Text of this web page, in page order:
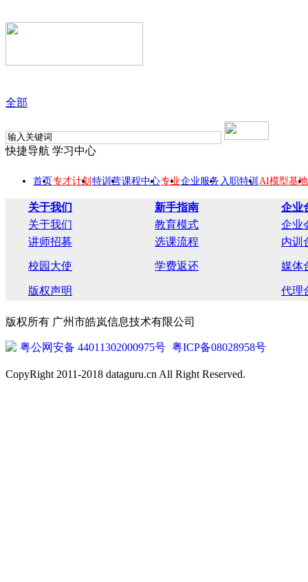
全部
快捷导航 学习中心
首页专才计划 特训营课程中心专业企业服务 入职特训 AI模型基地
关于我们 新手指南
企业
关于我们
教育模式
企业
讲师招募
选课流程 内训
校园大使 学费返还 媒体
版权声明 代理
版权所有 广州市皓岚信息技术有限公司
粤公网安备 44011302000975号 粤ICP备08028958号
CopyRight 2011-2018 dataguru.cn All Right Reserved.